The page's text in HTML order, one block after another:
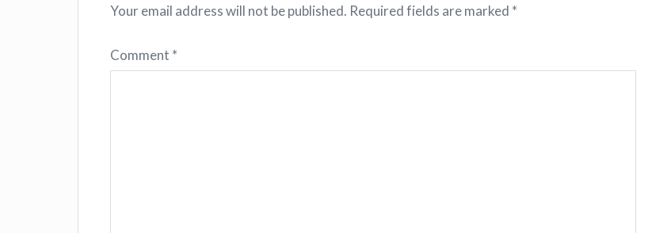
Your email address will not be published. Required fields are marked *
Comment *